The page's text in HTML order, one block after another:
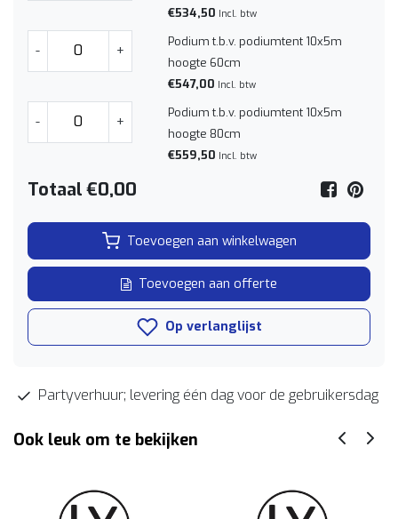
€534,50 Incl. btw
- +
Podium t.b.v. podiumtent 10x5m
hoogte 60cm
€547,00 Incl. btw
- +
Podium t.b.v. podiumtent 10x5m
hoogte 80cm
€559,50 Incl. btw
Totaal€0,00
Toevoegen aan winkelwagen
Toevoegen aan offerte
Op verlanglijst
Partyverhuur; levering één dag voor de gebruikersdag
Ook leuk om te bekijken